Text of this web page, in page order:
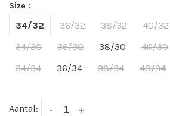
Size :
34/32 36/32 38/32 40/32
34/30
36/30 38/30 40/30
34/34
36/34 38/34 40/34
Aantal: +
-